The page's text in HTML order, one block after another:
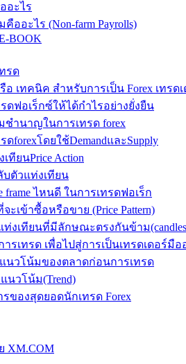
อะไร
ออะไร (Non-farm Payrolls)
BOOK
รด
เทคนิค สำหรับการเป็น Forex เทรดเ
ดฟอเร็กซ์ให้ได้กำไรอย่างยั่งยืน
ำนาญในการเทรด forex
ดforexโดยใช้DemandและSupply
ทียนPrice Action
ตัวแท่งเทียน
frame ไหนดี ในการเทรดฟอเร็ก
ะเข้าซื้อหรือขาย (Price Pattern)
งเทียนที่มีลักษณะตรงกันข้าม
รเทรด เพื่อไปสู่การเป็นเทรดเดอร์มื
นวโน้มของตลาดก่อนการเทรด
นวโน้ม(Trend)
ของสุดยอดนักเทรด Forex
XM.COM